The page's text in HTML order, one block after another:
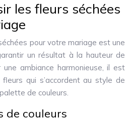
les fleurs séchées
pour votre mariage est une
un résultat à la hauteur de
ambiance harmonieuse, il est
qui s’accordent au style de
de couleurs.
de couleurs